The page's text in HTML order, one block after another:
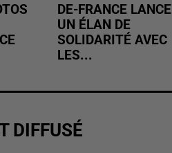
DE-FRANCE LANCE
UN ÉLAN DE
SOLIDARITÉ AVEC
LES...
DIFFUSÉ